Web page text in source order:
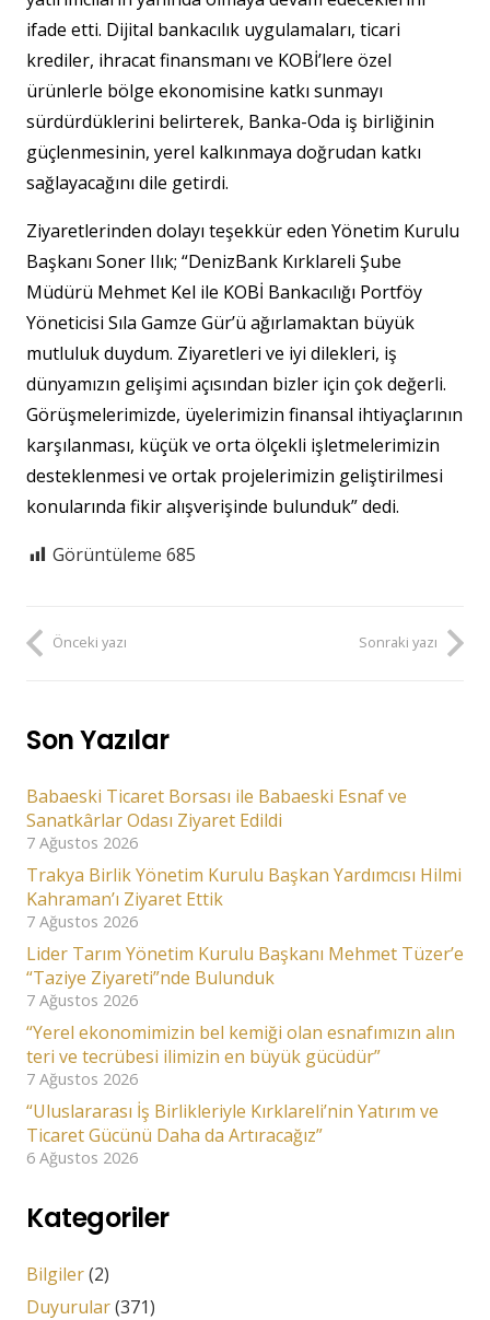
ifade etti. Dijital bankacılık uygulamaları, ticari
krediler, ihracat finansmanı ve KOBİ’lere özel
ürünlerle bölge ekonomisine katkı sunmayı
sürdürdüklerini belirterek, Banka-Oda iş birliğinin
güçlenmesinin, yerel kalkınmaya doğrudan katkı
sağlayacağını dile getirdi.
Ziyaretlerinden dolayı teşekkür eden Yönetim Kurulu
Başkanı Soner Ilık; “DenizBank Kırklareli Şube
Müdürü Mehmet Kel ile KOBİ Bankacılığı Portföy
Yöneticisi Sıla Gamze Gür’ü ağırlamaktan büyük
mutluluk duydum. Ziyaretleri ve iyi dilekleri, iş
dünyamızın gelişimi açısından bizler için çok değerli.
Görüşmelerimizde, üyelerimizin finansal ihtiyaçlarının
karşılanması, küçük ve orta ölçekli işletmelerimizin
desteklenmesi ve ortak projelerimizin geliştirilmesi
konularında fikir alışverişinde bulunduk” dedi.
Görüntüleme 685
Önceki yazı Sonraki yazı
Son Yazılar
Babaeski Ticaret Borsası ile Babaeski Esnaf ve
Sanatkârlar Odası Ziyaret Edildi
7 Ağustos 2026
Trakya Birlik Yönetim Kurulu Başkan Yardımcısı Hilmi
Kahraman’ı Ziyaret Ettik
7 Ağustos 2026
Lider Tarım Yönetim Kurulu Başkanı Mehmet Tüzer’e
“Taziye Ziyareti”nde Bulunduk
7 Ağustos 2026
“Yerel ekonomimizin bel kemiği olan esnafımızın alın
teri ve tecrübesi ilimizin en büyük gücüdür”
7 Ağustos 2026
“Uluslararası İş Birlikleriyle Kırklareli’nin Yatırım ve
Ticaret Gücünü Daha da Artıracağız”
6 Ağustos 2026
Kategoriler
Bilgiler(2)
Duyurular(371)